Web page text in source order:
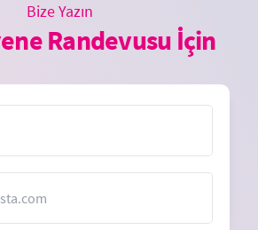
Bize Yazın
Randevusu İçin